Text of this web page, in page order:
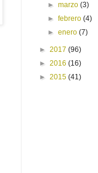
►marzo(3)
►febrero(4)
►enero(7)
► 2017 (96)
► 2016 (16)
► 2015 (41)